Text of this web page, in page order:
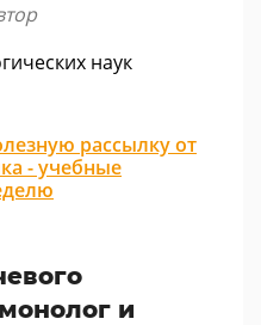
наук
рассылку от
- учебные
и